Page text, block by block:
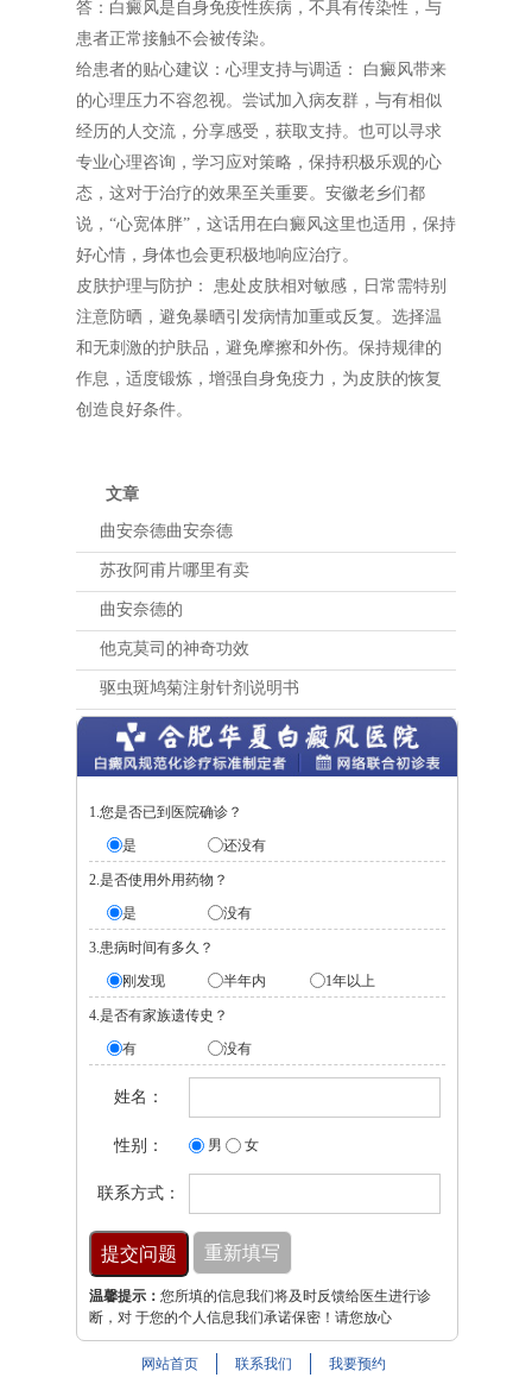
答：白癜风是自身免疫性疾病，不具有传染性，与
患者正常接触不会被传染。
给患者的贴心建议：心理支持与调适： 白癜风带来
的心理压力不容忽视。尝试加入病友群，与有相似
经历的人交流，分享感受，获取支持。也可以寻求
专业心理咨询，学习应对策略，保持积极乐观的心
态，这对于治疗的效果至关重要。安徽老乡们都
说，“心宽体胖”，这话用在白癜风这里也适用，保持
好心情，身体也会更积极地响应治疗。
皮肤护理与防护： 患处皮肤相对敏感，日常需特别
注意防晒，避免暴晒引发病情加重或反复。选择温
和无刺激的护肤品，避免摩擦和外伤。保持规律的
作息，适度锻炼，增强自身免疫力，为皮肤的恢复
创造良好条件。
文章
曲安奈德曲安奈德
苏孜阿甫片哪里有卖
曲安奈德的
他克莫司的神奇功效
驱虫斑鸠菊注射针剂说明书
1.您是否已到医院确诊？
是
还没有
2.是否使用外用药物？
是
没有
3.患病时间有多久？
刚发现
半年内 1年以上
4.是否有家族遗传史？
有
没有
姓名：
性别： 男 女
联系方式：
温馨提示： 您所填的信息我们将及时反馈给医生进行诊
断，对 于您的个人信息我们承诺保密！请您放心
网站首页 联系我们 我要预约